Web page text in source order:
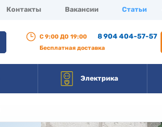
Контакты Вакансии Статьи
С 9:00 ДО 19:00 8 904 404-57-57
Бесплатная доставка
Электрика